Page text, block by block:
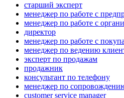
старший эксперт
менеджер по работе с
менеджер по работе с
директор
менеджер по работе с
менеджер по ведению
эксперт по продажам
продажник
консультант по телефону
менеджер по
customer service manager